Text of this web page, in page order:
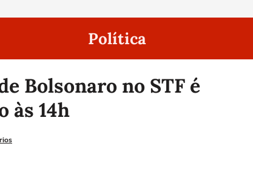
Política
Bolsonaro no STF é
às 14h